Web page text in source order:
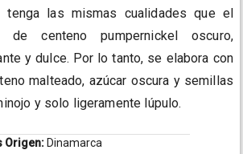
tenga las mismas cualidades que el
de centeno pumpernickel oscuro,
y dulce. Por lo tanto, se elabora con
malteado, azúcar oscura y semillas
y solo ligeramente lúpulo.
Origen: Dinamarca